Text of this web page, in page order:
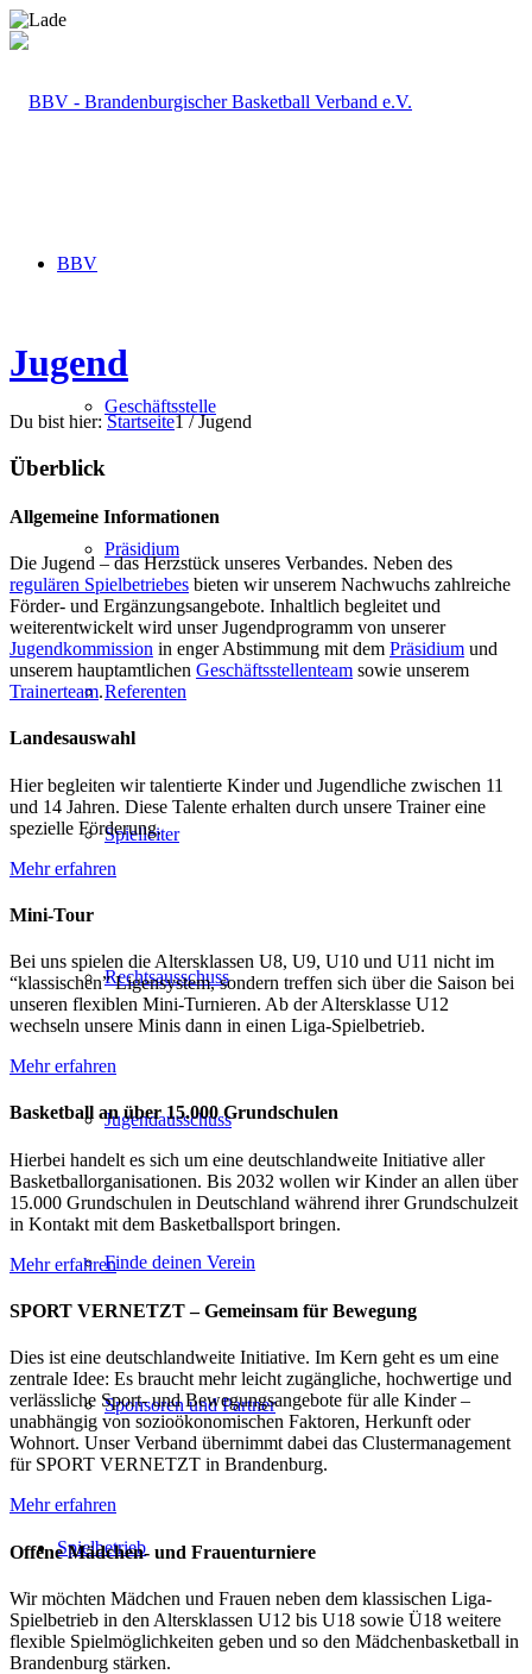
BBV
Geschäftsstelle
Präsidium
Referenten
Spielleiter
Rechtsausschuss
Jugendausschuss
Finde deinen Verein
Sponsoren und Partner
Spielbetrieb
Jugend
Du bist hier: Startseite1 / Jugend
Überblick
Allgemeine Informationen
Die Jugend – das Herzstück unseres Verbandes. Neben des
regulären Spielbetriebes bieten wir unserem Nachwuchs zahlreiche
Förder- und Ergänzungsangebote. Inhaltlich begleitet und
weiterentwickelt wird unser Jugendprogramm von unserer
Jugendkommission in enger Abstimmung mit dem Präsidium und
unserem hauptamtlichen Geschäftsstellenteam sowie unserem
Trainerteam.
Landesauswahl
Hier begleiten wir talentierte Kinder und Jugendliche zwischen 11
und 14 Jahren. Diese Talente erhalten durch unsere Trainer eine
spezielle Förderung.
Mehr erfahren
Mini-Tour
Bei uns spielen die Altersklassen U8, U9, U10 und U11 nicht im
“klassischen” Ligensystem, sondern treffen sich über die Saison bei
unseren flexiblen Mini-Turnieren. Ab der Altersklasse U12
wechseln unsere Minis dann in einen Liga-Spielbetrieb.
Mehr erfahren
Basketball an über 15.000 Grundschulen
Hierbei handelt es sich um eine deutschlandweite Initiative aller
Basketballorganisationen. Bis 2032 wollen wir Kinder an allen über
15.000 Grundschulen in Deutschland während ihrer Grundschulzeit
in Kontakt mit dem Basketballsport bringen.
Mehr erfahren
SPORT VERNETZT – Gemeinsam für Bewegung
Dies ist eine deutschlandweite Initiative. Im Kern geht es um eine
zentrale Idee: Es braucht mehr leicht zugängliche, hochwertige und
verlässliche Sport- und Bewegungsangebote für alle Kinder –
unabhängig von sozioökonomischen Faktoren, Herkunft oder
Wohnort. Unser Verband übernimmt dabei das Clustermanagement
für SPORT VERNETZT in Brandenburg.
Mehr erfahren
Offene Mädchen- und Frauenturniere
Wir möchten Mädchen und Frauen neben dem klassischen Liga-
Spielbetrieb in den Altersklassen U12 bis U18 sowie Ü18 weitere
flexible Spielmöglichkeiten geben und so den Mädchenbasketball in
Brandenburg stärken.